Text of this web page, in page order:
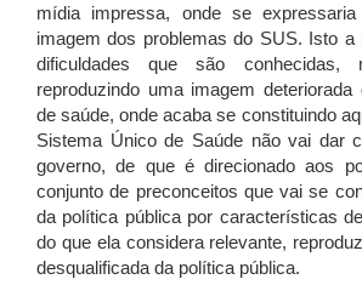
mídia impressa, onde se
imagem dos problemas do SUS. Isto a
dificuldades que são conhecidas,
reproduzindo uma imagem
de saúde, onde acaba se constituindo
Sistema Único de Saúde não vai dar
governo, de que é direcionado aos
conjunto de preconceitos que vai se
da política pública por características
do que ela considera relevante,
desqualificada da política pública.